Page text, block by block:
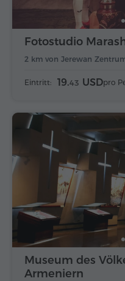
2 km von Jerewan
Fotostudio
Eintritt: 19.43 USDpro
Museum des
Armeniern